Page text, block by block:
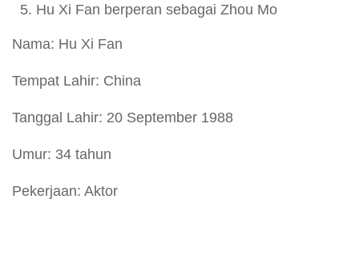
Hu Xi Fan berperan sebagai Zhou Mo
Nama: Hu Xi Fan
Tempat Lahir: China
Tanggal Lahir: 20 September 1988
Umur: 34 tahun
Pekerjaan: Aktor